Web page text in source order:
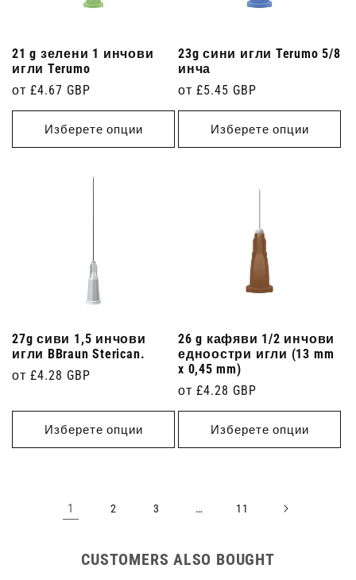
21 g зелени 1 инчови
игли Terumo
Редовна
цена
от £4.67 GBP
Изберете опции
23g сини игли Terumo 5/8
инча
Редовна
цена
от £5.45 GBP
Изберете опции
27g сиви 1,5 инчови
игли BBraun Sterican.
Редовна
от £4.28 GBP
Изберете опции
26 g кафяви 1/2 инчови
едноостри игли (13 mm
x 0,45 mm)
Редовна
цена
от £4.28 GBP
Изберете опции
1 2 3 … 11
CUSTOMERS ALSO BOUGHT